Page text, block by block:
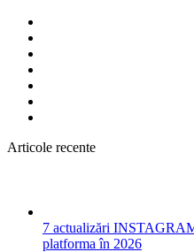
Articole recente
7 actualizări
platforma în 2026